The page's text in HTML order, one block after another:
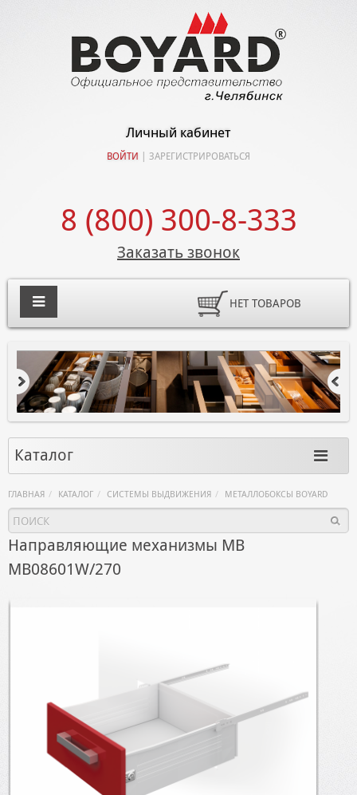
Личный кабинет
ВОЙТИ ЗАРЕГИСТРИРОВАТЬСЯ
8 (800) 300-8-333
Заказать звонок
НЕТ ТОВАРОВ
Каталог
ГЛАВНАЯ КАТАЛОГ СИСТЕМЫ ВЫДВИЖЕНИЯ МЕТАЛЛОБОКСЫ BOYARD
Направляющие механизмы MB
MB08601W/270